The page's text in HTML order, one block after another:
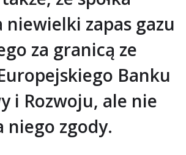
niewielki zapas gazu
za granicą ze
Banku
i Rozwoju, ale nie
niego zgody.